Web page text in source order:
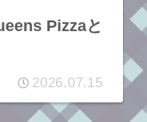
Pizzaと
2026.07.15